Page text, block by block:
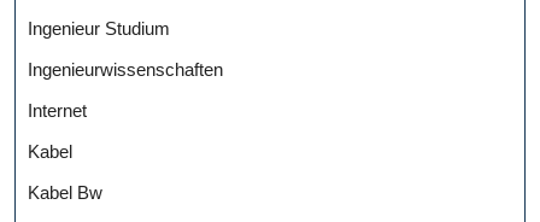
Ingenieur Studium
Ingenieurwissenschaften
Internet
Kabel
Kabel Bw